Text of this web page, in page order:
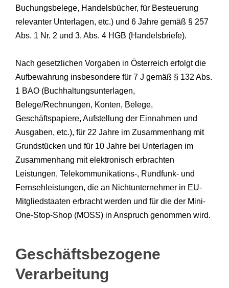
Buchungsbelege, Handelsbücher, für Besteuerung
relevanter Unterlagen, etc.) und 6 Jahre gemäß § 257
Abs. 1 Nr. 2 und 3, Abs. 4 HGB (Handelsbriefe).
Nach gesetzlichen Vorgaben in Österreich erfolgt die
Aufbewahrung insbesondere für 7 J gemäß § 132 Abs.
1 BAO (Buchhaltungsunterlagen,
Belege/Rechnungen, Konten, Belege,
Geschäftspapiere, Aufstellung der Einnahmen und
Ausgaben, etc.), für 22 Jahre im Zusammenhang mit
Grundstücken und für 10 Jahre bei Unterlagen im
Zusammenhang mit elektronisch erbrachten
Leistungen, Telekommunikations-, Rundfunk- und
Fernsehleistungen, die an Nichtunternehmer in EU-
Mitgliedstaaten erbracht werden und für die der Mini-
One-Stop-Shop (MOSS) in Anspruch genommen wird.
Geschäftsbezogene
Verarbeitung